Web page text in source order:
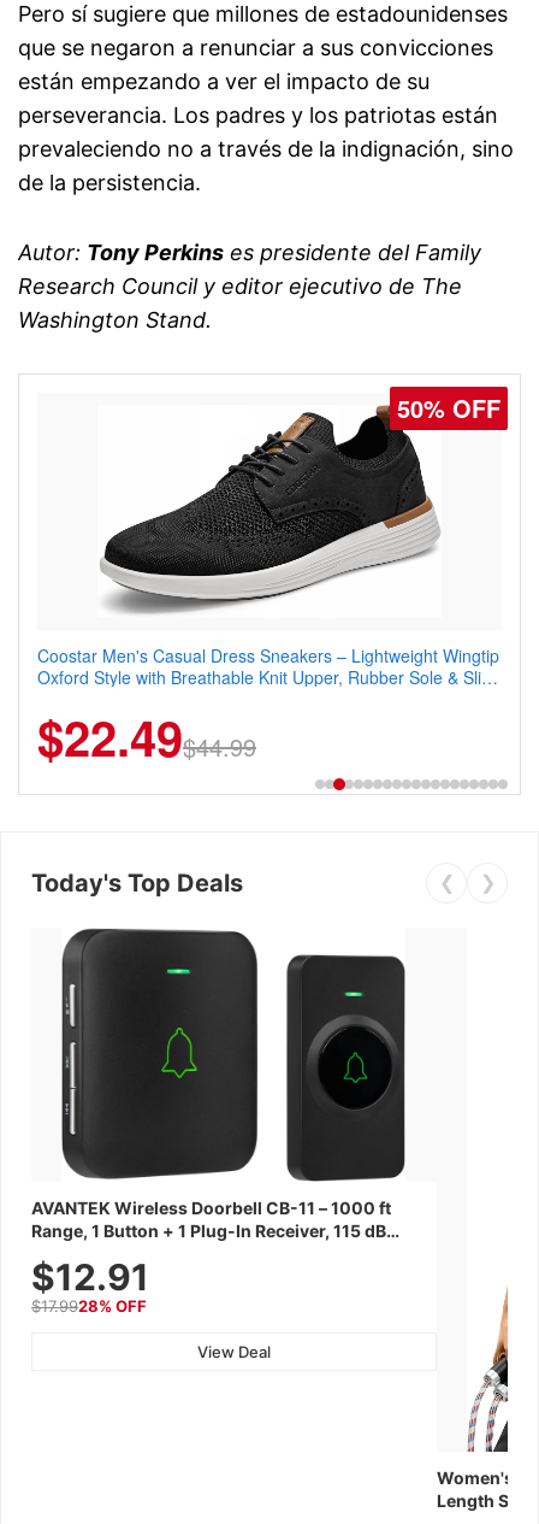
Pero sí sugiere que millones de estadounidenses
que se negaron a renunciar a sus convicciones
están empezando a ver el impacto de su
perseverancia. Los padres y los patriotas están
prevaleciendo no a través de la indignación, sino
de la persistencia.
Autor: Tony Perkins es presidente del Family
Research Council y editor ejecutivo de The
Washington Stand.
50% OFF
Coostar Men's Casual Dress Sneakers – Lightweight Wingtip
Oxford Style with Breathable Knit Upper, Rubber Sole & Slip-
$22.49$44.99
Today's Top Deals ❮ ❯
AVANTEK Wireless Doorbell CB-11 – 1000 ft
Range, 1 Button + 1 Plug-In Receiver, 115 dB
Year Battery
$12.91
$17.9928% OFF
View Deal
Women's
Length